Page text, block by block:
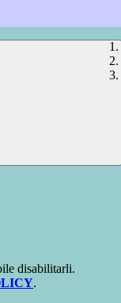
disabilitarli.
.